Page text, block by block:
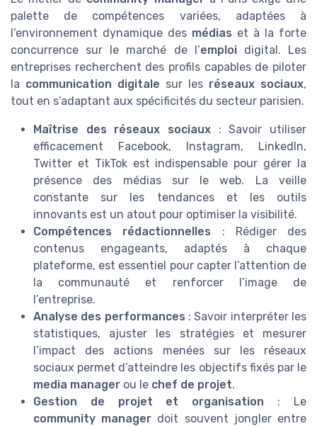
palette de compétences variées, adaptées à
l’environnement dynamique des médias et à la forte
concurrence sur le marché de l’emploidigital. Les
entreprises recherchent des profils capables de piloter
la communication digitale sur les réseaux sociaux,
tout en s’adaptant aux spécificités du secteur parisien.
Maîtrise des réseaux sociaux : Savoir utiliser
efficacement Facebook, Instagram, LinkedIn,
Twitter et TikTok est indispensable pour gérer la
présence des médias sur le web. La veille
constante sur les tendances et les outils
innovants est un atout pour optimiser la visibilité.
Compétences rédactionnelles : Rédiger des
contenus engageants, adaptés à chaque
plateforme, est essentiel pour capter l’attention de
la communauté et renforcer l’image de
l’entreprise.
Analyse des performances : Savoir interpréter les
statistiques, ajuster les stratégies et mesurer
l’impact des actions menées sur les réseaux
sociaux permet d’atteindre les objectifs fixés par le
media manager ou le chef de projet.
Gestion de projet et organisation : Le
community manager doit souvent jongler entre